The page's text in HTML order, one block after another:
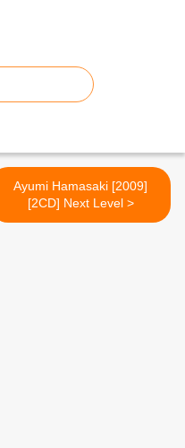
Ayumi Hamasaki [2009]
[2CD] Next Level >